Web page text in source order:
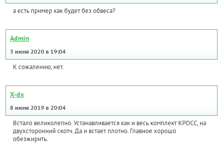
а есть пример как будет без обвеса?
Admin
3 июня 2020 в 19:04
К сожалению, нет.
X-dx
8 июня 2019 в 20:04
Встало великолепно. Устанавливается как и весь комплект КРОСС, на
двухсторонний скотч. Да и встает плотно. Главное хорошо
обезжирить.